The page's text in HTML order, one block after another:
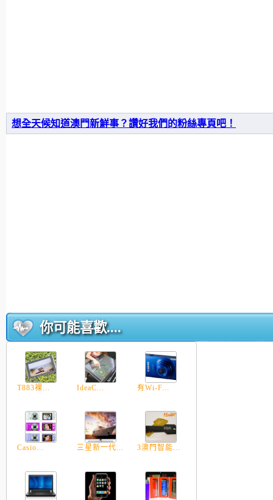
想全天候知道澳門新鮮事？讚好我們的粉絲專頁吧！
你可能喜歡....
T883裸... IdeaC... 有Wi-F...
Casio... 三星新一代... 3澳門智能...